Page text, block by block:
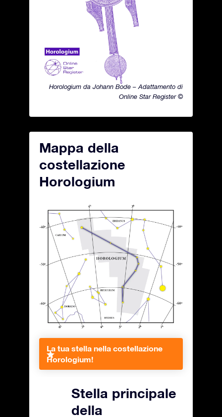
Horologium da Johann Bode – Adattamento di
Online Star Register ©
Mappa della
costellazione
Horologium
La tua stella nella costellazione
Horologium!
Stella principale
della